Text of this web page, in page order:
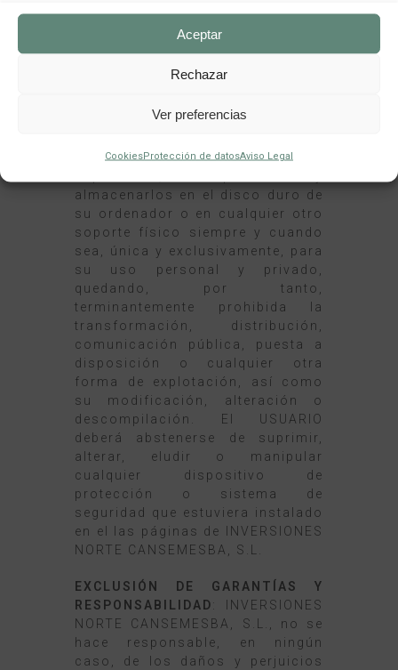
Aceptar
Rechazar
Ver preferencias
CookiesProtección de datosAviso Legal
se compromete a
Propiedad Intelectual e Industrial
NORTE CANSEMESBA, S.L. Podrá
diferentes websites e incluso
almacenarlos en el disco duro de
su ordenador o en cualquier otro
soporte físico siempre y cuando
sea, única y exclusivamente, para
su uso personal y privado,
quedando, por tanto,
terminantemente prohibida la
transformación, distribución,
comunicación pública, puesta a
disposición o cualquier otra
forma de explotación, así como
su modificación, alteración o
descompilación. El USUARIO
deberá abstenerse de suprimir,
alterar, eludir o manipular
cualquier dispositivo de
protección o sistema de
seguridad que estuviera instalado
en el las páginas de INVERSIONES
NORTE CANSEMESBA, S.L.
EXCLUSIÓN DE GARANTÍAS Y
RESPONSABILIDAD: INVERSIONES
NORTE CANSEMESBA, S.L., no se
hace responsable, en ningún
caso, de los daños y perjuicios